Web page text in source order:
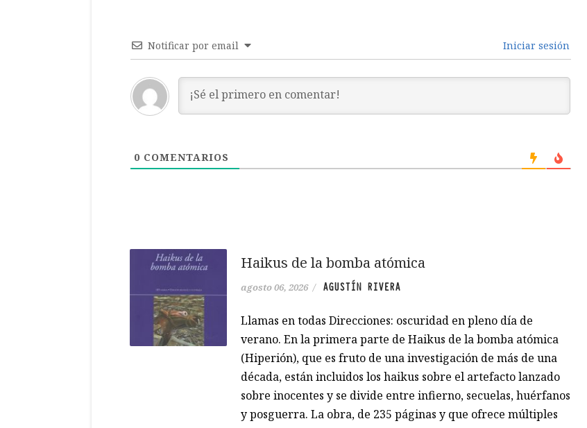
Notificar por email Iniciar sesión
0 COMENTARIOS
Haikus de la bomba atómica
agosto 06, 2026 / AGUSTÍN RIVERA
Llamas en todas Direcciones: oscuridad en pleno día de
verano. En la primera parte de Haikus de la bomba atómica
(Hiperión), que es fruto de una investigación de más de una
década, están incluidos los haikus sobre el artefacto lanzado
sobre inocentes y se divide entre infierno, secuelas, huérfanos
y posguerra. La obra, de 235 páginas y que ofrece múltiples